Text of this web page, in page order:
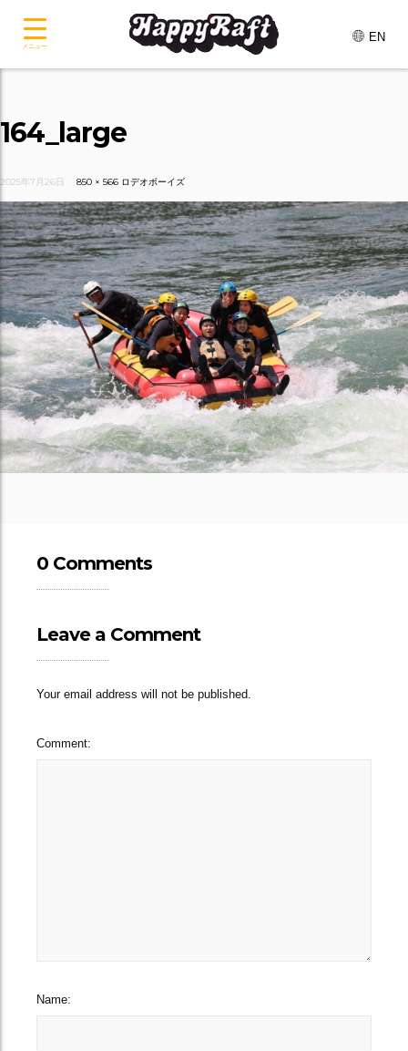
EN
164_large
2025年7月26日 850 × 566 ロデオボーイズ
0 Comments
Leave a Comment
Your email address will not be published.
Comment:
Name:
メニュー